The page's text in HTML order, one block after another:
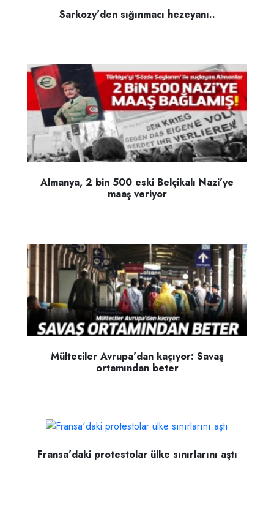
Sarkozy'den sığınmacı hezeyanı..
Almanya, 2 bin 500 eski Belçikalı Nazi’ye
maaş veriyor
Mülteciler Avrupa'dan kaçıyor: Savaş
ortamından beter
Fransa'daki protestolar ülke sınırlarını aştı